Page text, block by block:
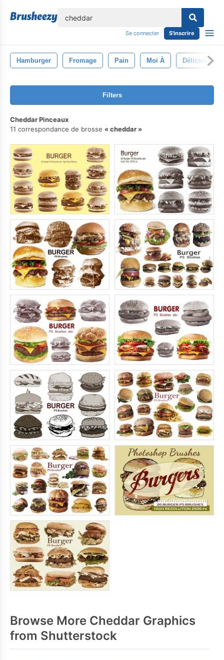
Se connecter S'inscrire
Hamburger Fromage Pain Moi À Délicieux
Filters
Cheddar Pinceaux
11 correspondance de brosse
cheddar
Browse More Cheddar Graphics
from Shutterstock